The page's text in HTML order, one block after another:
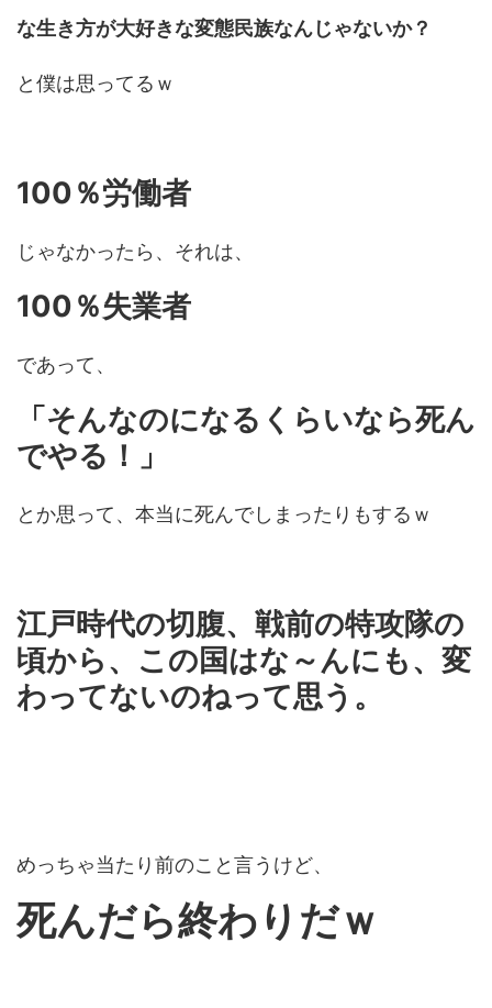
な生き方が大好きな変態民族なんじゃないか？
と僕は思ってるｗ
100％労働者
じゃなかったら、それは、
100％失業者
であって、
「そんなのになるくらいなら死ん
でやる！」
とか思って、本当に死んでしまったりもするｗ
江戸時代の切腹、戦前の特攻隊の
頃から、この国はな～んにも、変
わってないのねって思う。
めっちゃ当たり前のこと言うけど、
死んだら終わりだｗ